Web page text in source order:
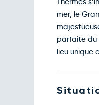
mer, le
parfaite du
lieu unique